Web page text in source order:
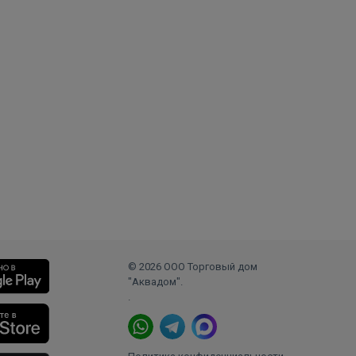
© 2026 ООО Торговый дом
"Аквадом".
.